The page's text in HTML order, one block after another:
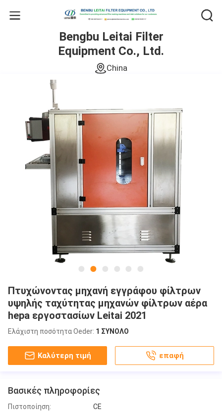
Bengbu Leitai Filter
Equipment Co., Ltd.
China
Πτυχώνοντας μηχανή εγγράφου φίλτρων
υψηλής ταχύτητας μηχανών φίλτρων αέρα
hepa εργοστασίων Leitai 2021
Ελάχιστη ποσότητα Oeder: 1 ΣΥΝΟΛΟ
Καλύτερη τιμή επαφή
Βασικές πληροφορίες
Πιστοποίηση: CE